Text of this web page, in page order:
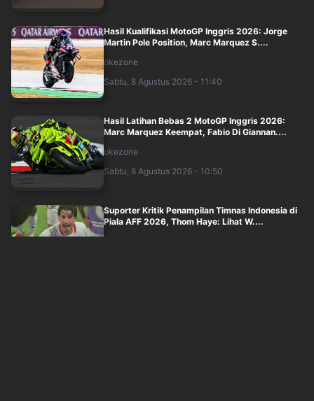
Hasil Kualifikasi MotoGP Inggris 2026: Jorge
Martin Pole Position, Marc Marquez S....
okezone
Sabtu, 8 Agustus 2026 - 11:40
Hasil Latihan Bebas 2 MotoGP Inggris 2026:
Marc Marquez Keempat, Fabio Di Giannan....
okezone
Sabtu, 8 Agustus 2026 - 10:50
Suporter Kritik Penampilan Timnas Indonesia di
Piala AFF 2026, Thom Haye: Lihat W....